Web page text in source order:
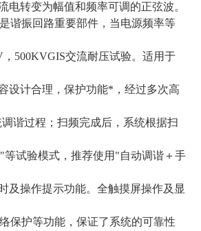
转变为幅值和频率可调的正弦波。
谐振回路重要部件，当电源频率等
500KVGIS交流耐压试验。适用于
设计合理，保护功能*，经过多次高
谐过程；扫频完成后，系统根据扫
试验模式，推荐使用"自动调谐＋手
及操作提示功能。全触摸屏操作及显
保护等功能，保证了系统的可靠性